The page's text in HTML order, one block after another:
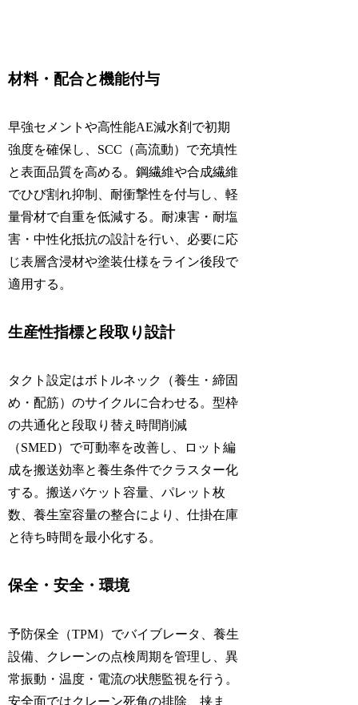
材料・配合と機能付与
早強セメントや高性能AE減水剤で初期
強度を確保し、SCC（高流動）で充填性
と表面品質を高める。鋼繊維や合成繊維
でひび割れ抑制、耐衝撃性を付与し、軽
量骨材で自重を低減する。耐凍害・耐塩
害・中性化抵抗の設計を行い、必要に応
じ表層含浸材や塗装仕様をライン後段で
適用する。
生産性指標と段取り設計
タクト設定はボトルネック（養生・締固
め・配筋）のサイクルに合わせる。型枠
の共通化と段取り替え時間削減
（SMED）で可動率を改善し、ロット編
成を搬送効率と養生条件でクラスター化
する。搬送バケット容量、パレット枚
数、養生室容量の整合により、仕掛在庫
と待ち時間を最小化する。
保全・安全・環境
予防保全（TPM）でバイブレータ、養生
設備、クレーンの点検周期を管理し、異
常振動・温度・電流の状態監視を行う。
安全面ではクレーン死角の排除、挟ま